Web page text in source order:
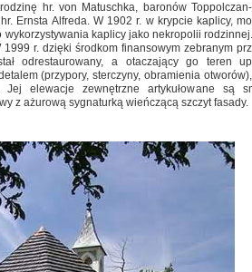
hr. von Matuschka, baronów
Ernsta Alfreda. W 1902 r. w krypcie kaplicy,
kaplicy jako nekropolii
1999 r. dzięki środkom finansowym zebranym
odrestaurowany, a otaczający go teren
(przypory, sterczyny, obramienia
elewacje zewnętrzne artykułowane są
z ażurową sygnaturką wieńczącą szczyt fasady.